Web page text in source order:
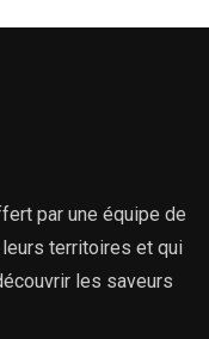
par une équipe de
territoires et qui
les saveurs